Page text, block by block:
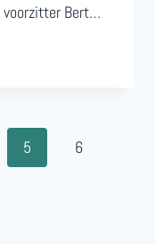
voorzitter Bert…
5
6